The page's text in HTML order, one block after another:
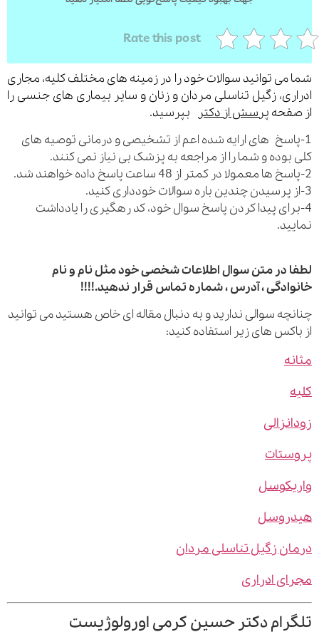
Rate this post
توانید سوالات خود را در زمینه های مختلف کلیه، مجاری
زگیل تناسلی مردان و زنان و سایر بیماری های جنسی را
پرسش از دکتربپرسید.
های ارایه شده اعم از تشخیصی و درمانی توصیه های
و شما را از مراجعه به پزشک بی نیاز نمی کنند.
پیدا کردن پاسخ سوال خود، کد رهگیری را یادداشت
در متن سوال اطلاعات شخصی خود مثل نام و نام
، آدرس ، شماره تماس قرار ندهید.!!!!
سوالی ندارید و به دنبال مقاله ای خاص هستید می توانید
های زیر استفاده کنید:
زگیل تناسلی مردان
ادراری
دکتر حسین کرمی اورولوژیست